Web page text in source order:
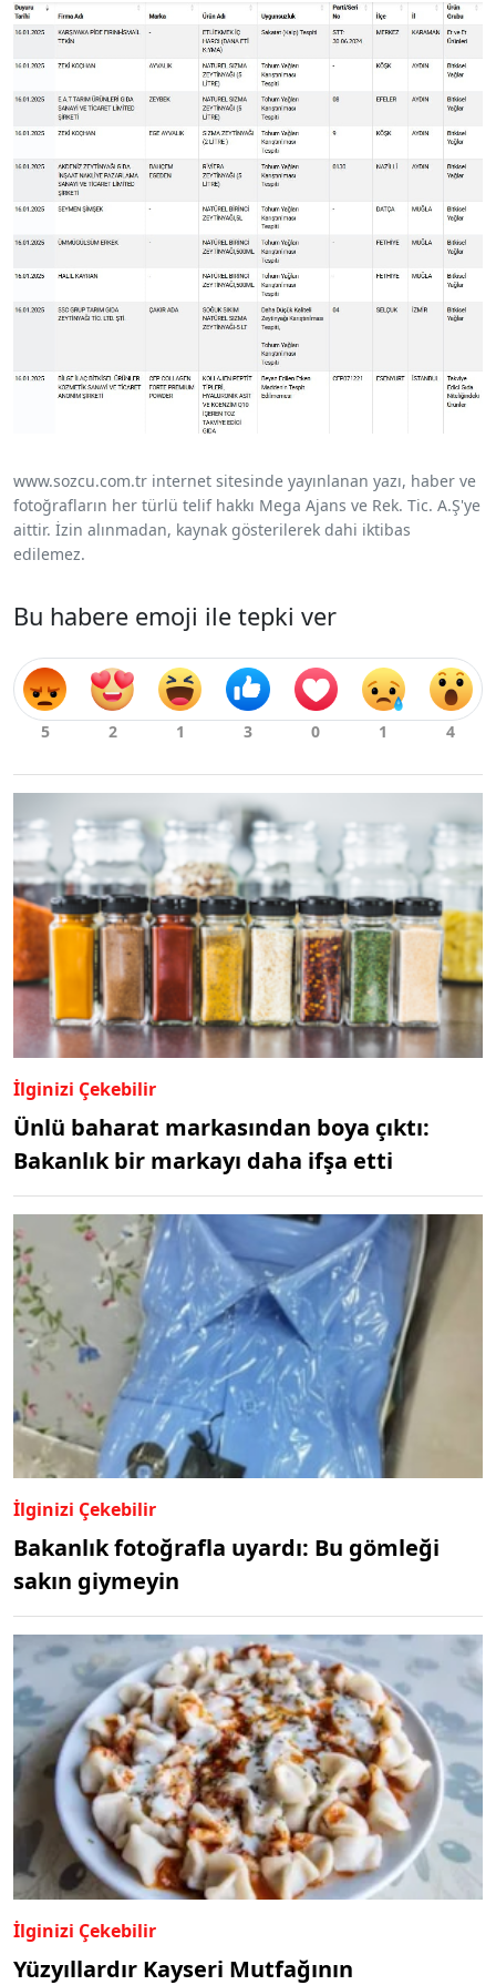
www.sozcu.com.tr internet sitesinde yayınlanan yazı, haber ve
fotoğrafların her türlü telif hakkı Mega Ajans ve Rek. Tic. A.Ş'ye
aittir. İzin alınmadan, kaynak gösterilerek dahi iktibas
edilemez.
Bu habere emoji ile tepki ver
İlginizi Çekebilir
Ünlü baharat markasından boya çıktı:
Bakanlık bir markayı daha ifşa etti
İlginizi Çekebilir
Bakanlık fotoğrafla uyardı: Bu gömleği
sakın giymeyin
İlginizi Çekebilir
Yüzyıllardır Kayseri Mutfağının